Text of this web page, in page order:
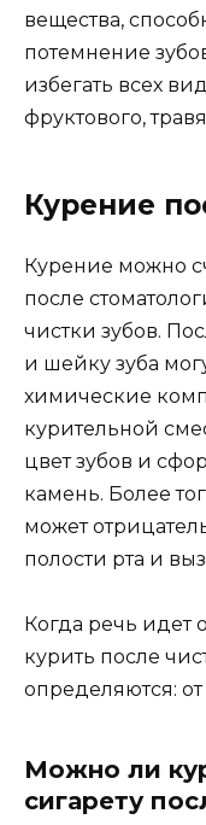
вещества,
потемнение
избегать всех
фруктового,
Курение
Курение можно
после
чистки зубов.
и шейку зуба
химические
курительной
цвет зубов и
камень. Более
может
полости рта и
Когда речь идет
курить после
определяются: от
Можно ли
сигарету